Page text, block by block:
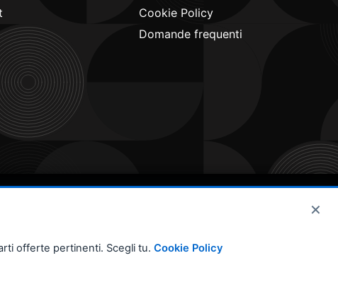
Cookie Policy
Domande frequenti
×
offerte pertinenti. Scegli tu. Cookie Policy